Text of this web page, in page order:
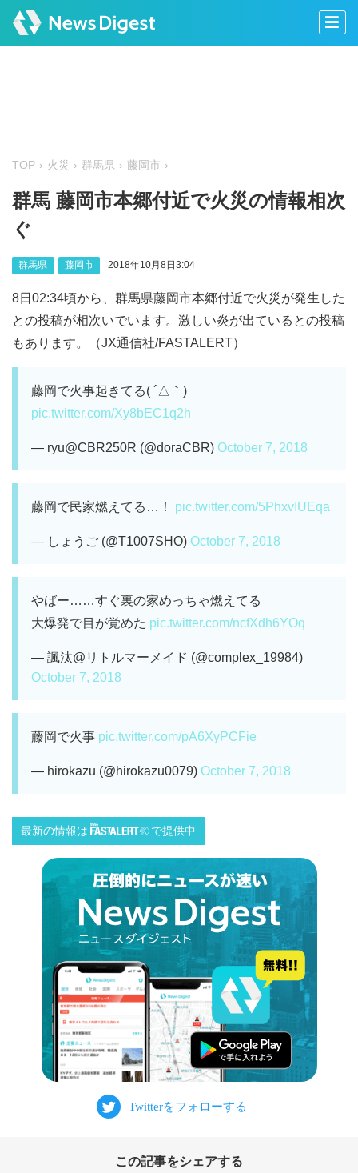
TOP 火災 群馬県 藤岡市
群馬 藤岡市本郷付近で火災の情報相次
ぐ
群馬県 藤岡市 2018年10月8日3:04
8日02:34頃から、群馬県藤岡市本郷付近で火災が発生した
との投稿が相次いでいます。激しい炎が出ているとの投稿
もあります。（JX通信社/FASTALERT）
藤岡で火事起きてる( ´△｀)
pic.twitter.com/Xy8bEC1q2h
— ryu@CBR250R (@doraCBR) October 7, 2018
藤岡で民家燃えてる…！ pic.twitter.com/5PhxvIUEqa
— しょうご (@T1007SHO) October 7, 2018
やばー……すぐ裏の家めっちゃ燃えてる
大爆発で目が覚めた pic.twitter.com/ncfXdh6YOq
— 諷汰@リトルマーメイド (@complex_19984)
October 7, 2018
藤岡で火事 pic.twitter.com/pA6XyPCFie
— hirokazu (@hirokazu0079) October 7, 2018
最新の情報は で提供中
この記事をシェアする